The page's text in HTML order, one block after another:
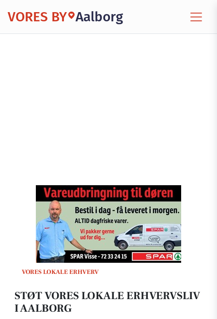
VORES BY Aalborg
VORES LOKALE ERHVERV
STØT VORES LOKALE ERHVERVSLIV
I AALBORG